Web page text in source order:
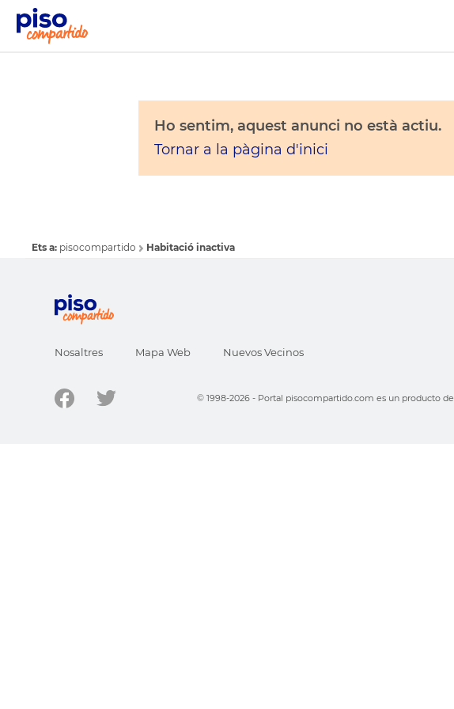
Ho sentim, aquest anunci no està actiu.
Tornar a la pàgina d'inici
Ets a: pisocompartido Habitació inactiva
Nosaltres Mapa Web Nuevos Vecinos
© 1998-2026 - Portal pisocompartido.com es un producto de